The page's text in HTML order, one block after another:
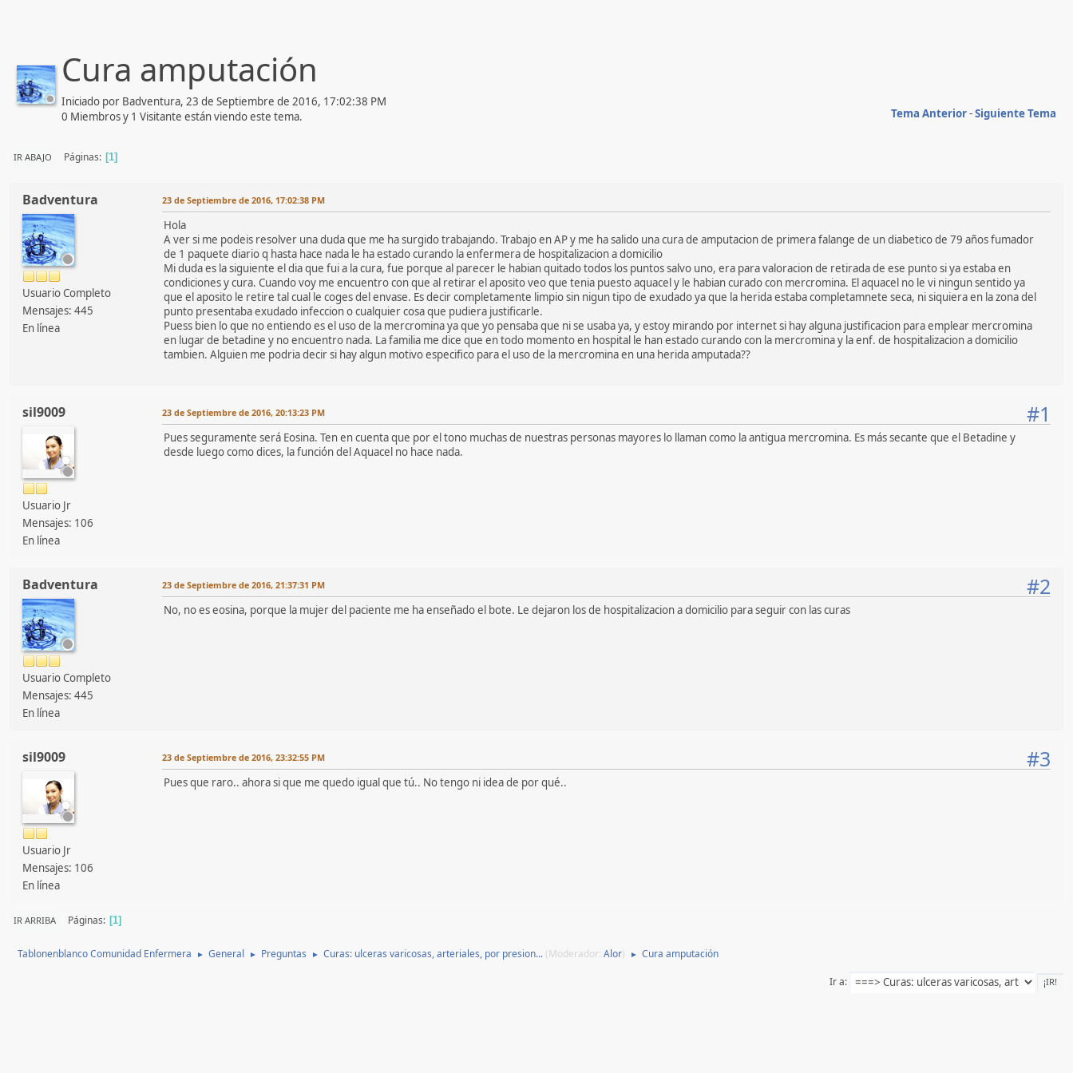
Cura amputación
Iniciado por Badventura, 23 de Septiembre de 2016, 17:02:38 PM
Tema Anterior-Siguiente Tema
0 Miembros y 1 Visitante están viendo este tema.
IR ABAJO Páginas 1
Badventura
Usuario Completo
Mensajes: 445
En línea
23 de Septiembre de 2016, 17:02:38 PM
Hola
A ver si me podeis resolver una duda que me ha surgido trabajando. Trabajo en AP y me ha salido una cura de amputacion de primera falange de un diabetico de 79 años fumador
de 1 paquete diario q hasta hace nada le ha estado curando la enfermera de hospitalizacion a domicilio
Mi duda es la siguiente el dia que fui a la cura, fue porque al parecer le habian quitado todos los puntos salvo uno, era para valoracion de retirada de ese punto si ya estaba en
condiciones y cura. Cuando voy me encuentro con que al retirar el aposito veo que tenia puesto aquacel y le habian curado con mercromina. El aquacel no le vi ningun sentido ya
que el aposito le retire tal cual le coges del envase. Es decir completamente limpio sin nigun tipo de exudado ya que la herida estaba completamnete seca, ni siquiera en la zona del
punto presentaba exudado infeccion o cualquier cosa que pudiera justificarle.
Puess bien lo que no entiendo es el uso de la mercromina ya que yo pensaba que ni se usaba ya, y estoy mirando por internet si hay alguna justificacion para emplear mercromina
en lugar de betadine y no encuentro nada. La familia me dice que en todo momento en hospital le han estado curando con la mercromina y la enf. de hospitalizacion a domicilio
tambien. Alguien me podria decir si hay algun motivo especifico para el uso de la mercromina en una herida amputada??
sil9009
Usuario Jr
Mensajes: 106
En línea
#1
23 de Septiembre de 2016, 20:13:23 PM
Pues seguramente será Eosina. Ten en cuenta que por el tono muchas de nuestras personas mayores lo llaman como la antigua mercromina. Es más secante que el Betadine y
desde luego como dices, la función del Aquacel no hace nada.
Badventura
Usuario Completo
Mensajes: 445
En línea
#2
23 de Septiembre de 2016, 21:37:31 PM
No, no es eosina, porque la mujer del paciente me ha enseñado el bote. Le dejaron los de hospitalizacion a domicilio para seguir con las curas
sil9009
Usuario Jr
Mensajes: 106
En línea
#3
23 de Septiembre de 2016, 23:32:55 PM
Pues que raro.. ahora si que me quedo igual que tú.. No tengo ni idea de por qué..
IR ARRIBA Páginas 1
Tablonenblanco Comunidad Enfermera ► General ► Preguntas ► Curas: ulceras varicosas, arteriales, por presion... (Moderador: Alor) ► Cura amputación
Ir a